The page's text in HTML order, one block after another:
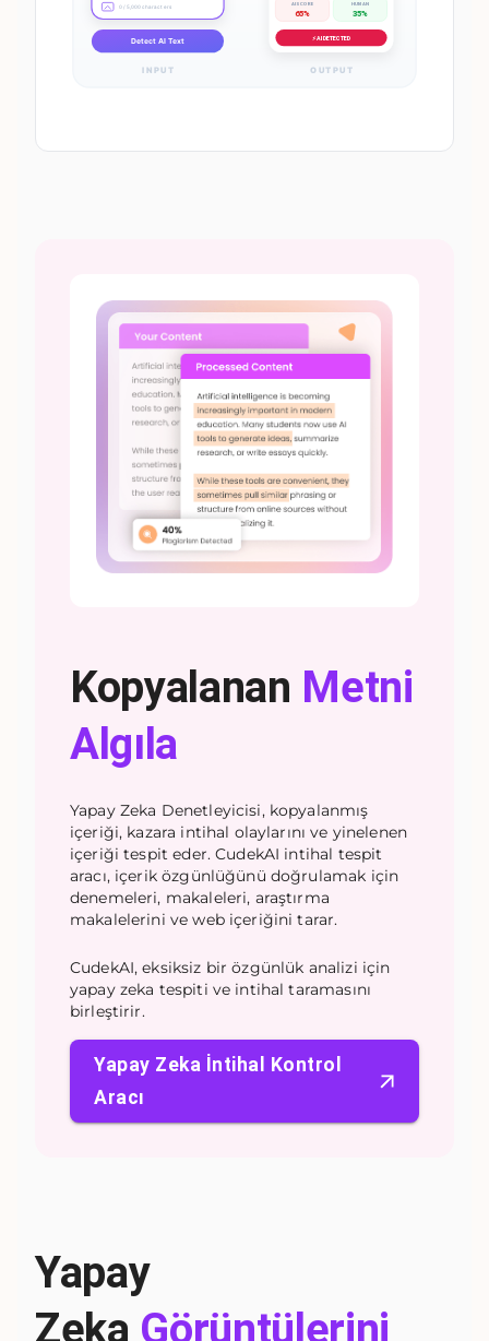
0 / 5,000 characters
Detect AI Text
INPUT
AI SCORE
65%
HUMAN
35%
⚡ AI DETECTED
OUTPUT
Kopyalanan Metni
Algıla
Yapay Zeka Denetleyicisi, kopyalanmış
içeriği, kazara intihal olaylarını ve yinelenen
içeriği tespit eder. CudekAI intihal tespit
aracı, içerik özgünlüğünü doğrulamak için
denemeleri, makaleleri, araştırma
makalelerini ve web içeriğini tarar.
CudekAI, eksiksiz bir özgünlük analizi için
yapay zeka tespiti ve intihal taramasını
birleştirir.
Yapay Zeka İntihal Kontrol
Aracı
Yapay
Zeka Görüntülerini